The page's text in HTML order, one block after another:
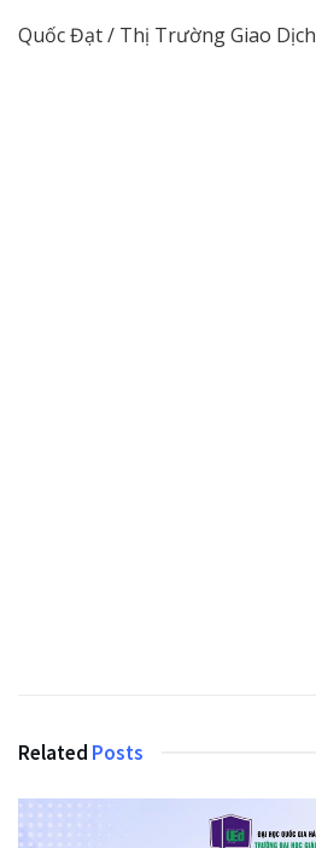
Quốc Đạt / Thị Trường Giao Dịch
Related Posts